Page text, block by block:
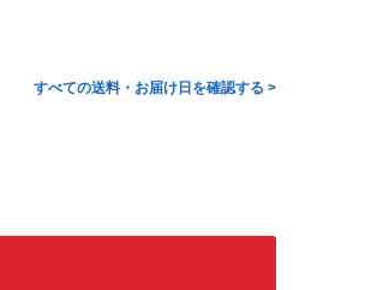
すべての送料・お届け日を確認する >